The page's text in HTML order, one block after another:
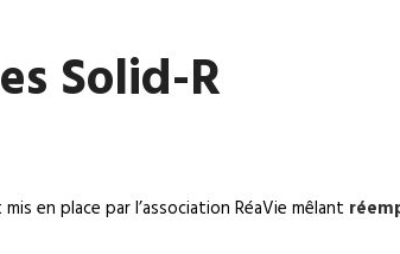
Solid-R
en place par l’association RéaVie mêlant